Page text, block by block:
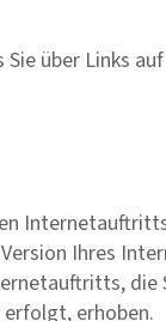
Sie über Links
Ihres
erhoben.